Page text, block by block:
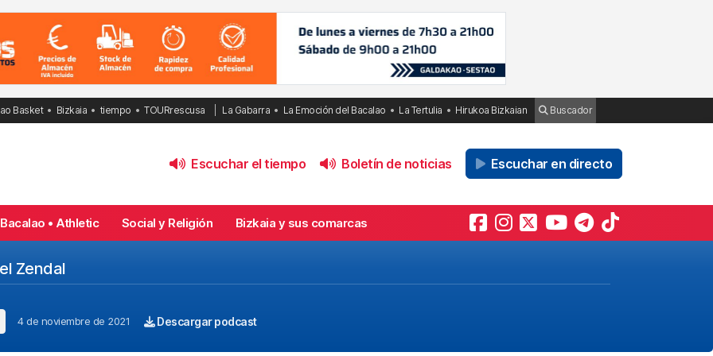
Basket Bizkaia tiempo TOURrescusa La Gabarra La Emoción del Bacalao La Tertulia Hirukoa Bizkaian Buscador
Escuchar el tiempo Boletín de noticias Escuchar en directo
Bacalao • Athletic Social y Religión Bizkaia y sus comarcas
Zendal
4 de noviembre de 2021 Descargar podcast